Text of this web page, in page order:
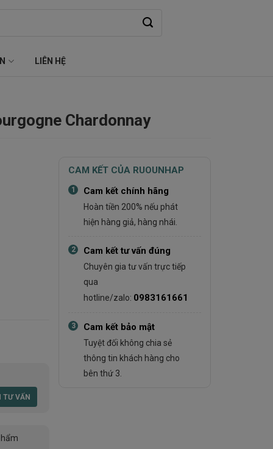
LIÊN HỆ
Chardonnay
CAM KẾT CỦA RUOUNHAP
1 Cam kết chính hãng
Hoàn tiền 200% nếu phát
hiện hàng giả, hàng nhái.
2 Cam kết tư vấn đúng
Chuyên gia tư vấn trực tiếp
qua
hotline/zalo: 0983161661
3 Cam kết bảo mật
Tuyệt đối không chia sẻ
thông tin khách hàng cho
bên thứ 3.